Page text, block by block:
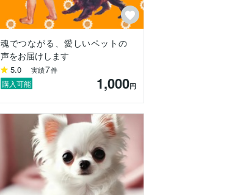
魂でつながる、愛しいペットの
声をお届けします
5.0 実績7件
購入可能 1,000円